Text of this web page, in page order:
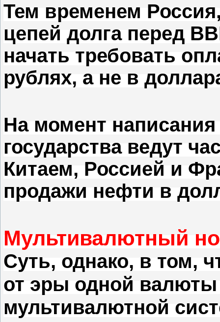
Тем временем
цепей долга перед
начать требовать
рублях, а не в
На момент написания
государства ведут
Китаем, Россией и
продажи нефти в
Мультивалютный
Суть, однако, в том,
от эры одной валюты
мультивалютной